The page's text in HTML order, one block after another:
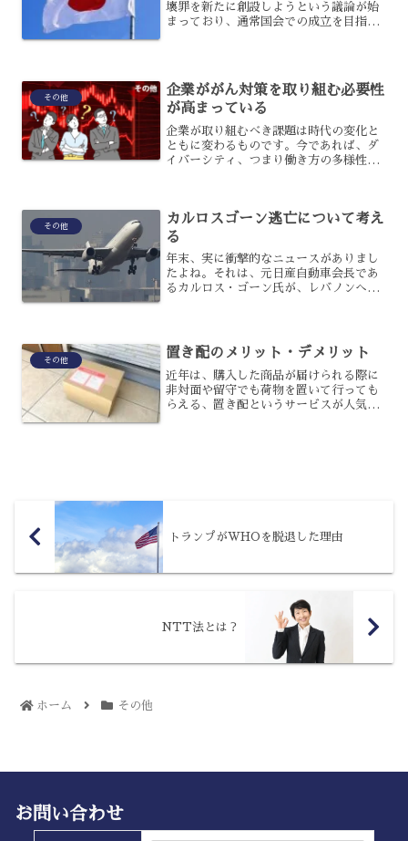
壊罪を新たに創設しようという議論が始
まっており、通常国会での成立を目指し
うか？国旗損壊罪について...
その他
企業ががん対策を取り組む必要性
が高まっている
企業が取り組むべき課題は時代の変化と
ともに変わるものです。今であれば、ダ
イバーシティ、つまり働き方の多様性は
いるとご存知でしょうか？...
その他
カルロスゴーン逃亡について考え
る
年末、実に衝撃的なニュースがありまし
たよね。それは、元日産自動車会長であ
るカルロス・ゴーン氏が、レバノンへ逃
ょう。今回は、この逃亡劇...
その他 置き配のメリット・デメリット
近年は、購入した商品が届けられる際に
非対面や留守でも荷物を置いて行っても
らえる、置き配というサービスが人気で
トランプがWHOを脱退した理由
NTT法とは？
ホーム その他
お問い合わせ